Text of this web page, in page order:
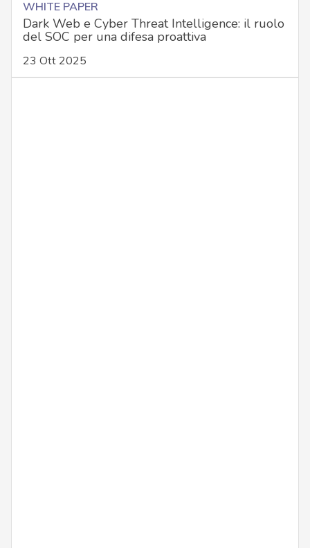
WHITE PAPER
Dark Web e Cyber Threat Intelligence: il ruolo
del SOC per una difesa proattiva
23 Ott 2025